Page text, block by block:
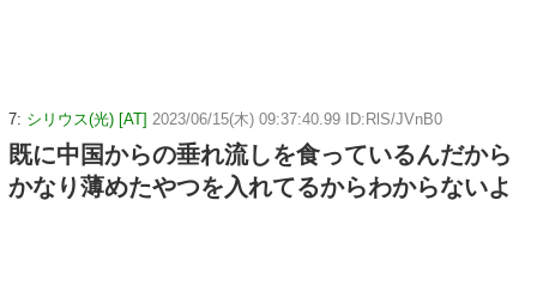
7: シリウス(光) [AT] 2023/06/15(木) 09:37:40.99 ID:RlS/JVnB0
既に中国からの垂れ流しを食っているんだから
かなり薄めたやつを入れてるからわからないよ